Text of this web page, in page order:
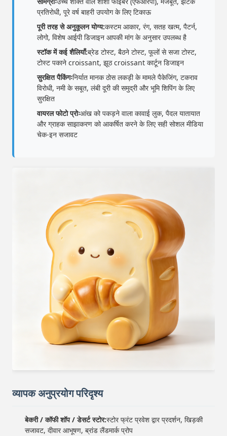
प्रतिरोधी, पूरे वर्ष बाहरी उपयोग के लिए टिकाऊ
पूरी तरह से अनुकूलन योग्य:कस्टम आकार, रंग, सतह खत्म, पैटर्न,
लोगो, विशेष आईपी डिजाइन आपकी मांग के अनुसार उपलब्ध है
स्टॉक में कई शैलियाँ:ब्रेड टोस्ट, बैठने टोस्ट, फूलों से सजा टोस्ट,
टोस्ट पकाने croissant, झूठ croissant कार्टून डिजाइन
सुरक्षित पैकिंगःनिर्यात मानक ठोस लकड़ी के मामले पैकेजिंग, टकराव
विरोधी, नमी के सबूत, लंबी दूरी की समुद्री और भूमि शिपिंग के लिए
सुरक्षित
वायरल फोटो प्रोःआंख को पकड़ने वाला कावाई लुक, पैदल यातायात
और ग्राहक साझाकरण को आकर्षित करने के लिए सही सोशल मीडिया
चेक-इन सजावट
व्यापक अनुप्रयोग परिदृश्य
बेकरी / कॉफी शॉप / डेसर्ट स्टोर:स्टोर फ्रंट प्रवेश द्वार प्रदर्शन, खिड़की
सजावट, दीवार आभूषण, ब्रांड लैंडमार्क प्रोप